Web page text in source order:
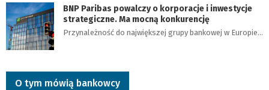
BNP Paribas powalczy o korporacje i inwestycje
strategiczne. Ma mocną konkurencję
Przynależność do największej grupy bankowej w Europie…
O tym mówią bankowcy